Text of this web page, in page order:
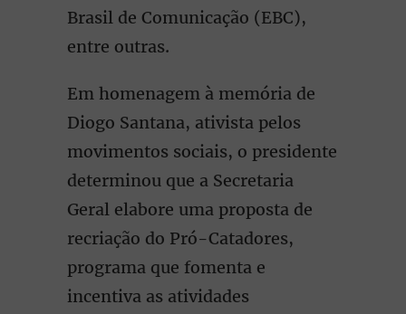
Brasil de Comunicação (EBC),
entre outras.
Em homenagem à memória de
Diogo Santana, ativista pelos
movimentos sociais, o presidente
determinou que a Secretaria
Geral elabore uma proposta de
recriação do Pró-Catadores,
programa que fomenta e
incentiva as atividades